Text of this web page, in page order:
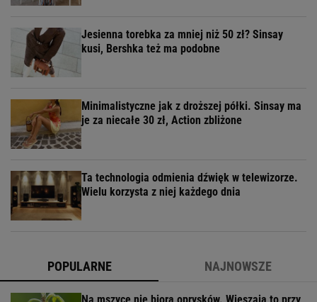
Jesienna torebka za mniej niż 50 zł? Sinsay
kusi, Bershka też ma podobne
Minimalistyczne jak z droższej półki. Sinsay ma
je za niecałe 30 zł, Action zbliżone
Ta technologia odmienia dźwięk w telewizorze.
Wielu korzysta z niej każdego dnia
POPULARNE NAJNOWSZE